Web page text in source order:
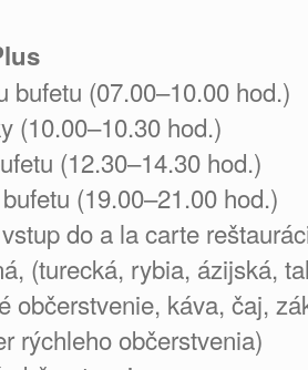
bufetu (07.00–10.00 hod.)
(10.00–10.30 hod.)
(12.30–14.30 hod.)
(19.00–21.00 hod.)
do a la carte
(turecká, rybia, ázijská,
občerstvenie, káva, čaj,
rýchleho občerstvenia)